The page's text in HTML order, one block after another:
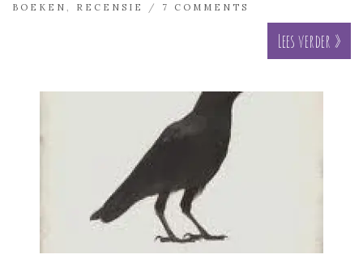
BOEKEN
RECENSIE / 7 COMMENTS
Lees verder »